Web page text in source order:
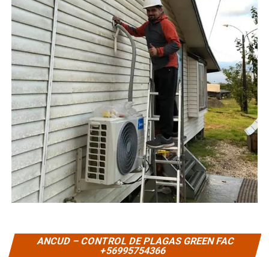
ANCUD – CONTROL DE PLAGAS GREEN FAC
+56995754366